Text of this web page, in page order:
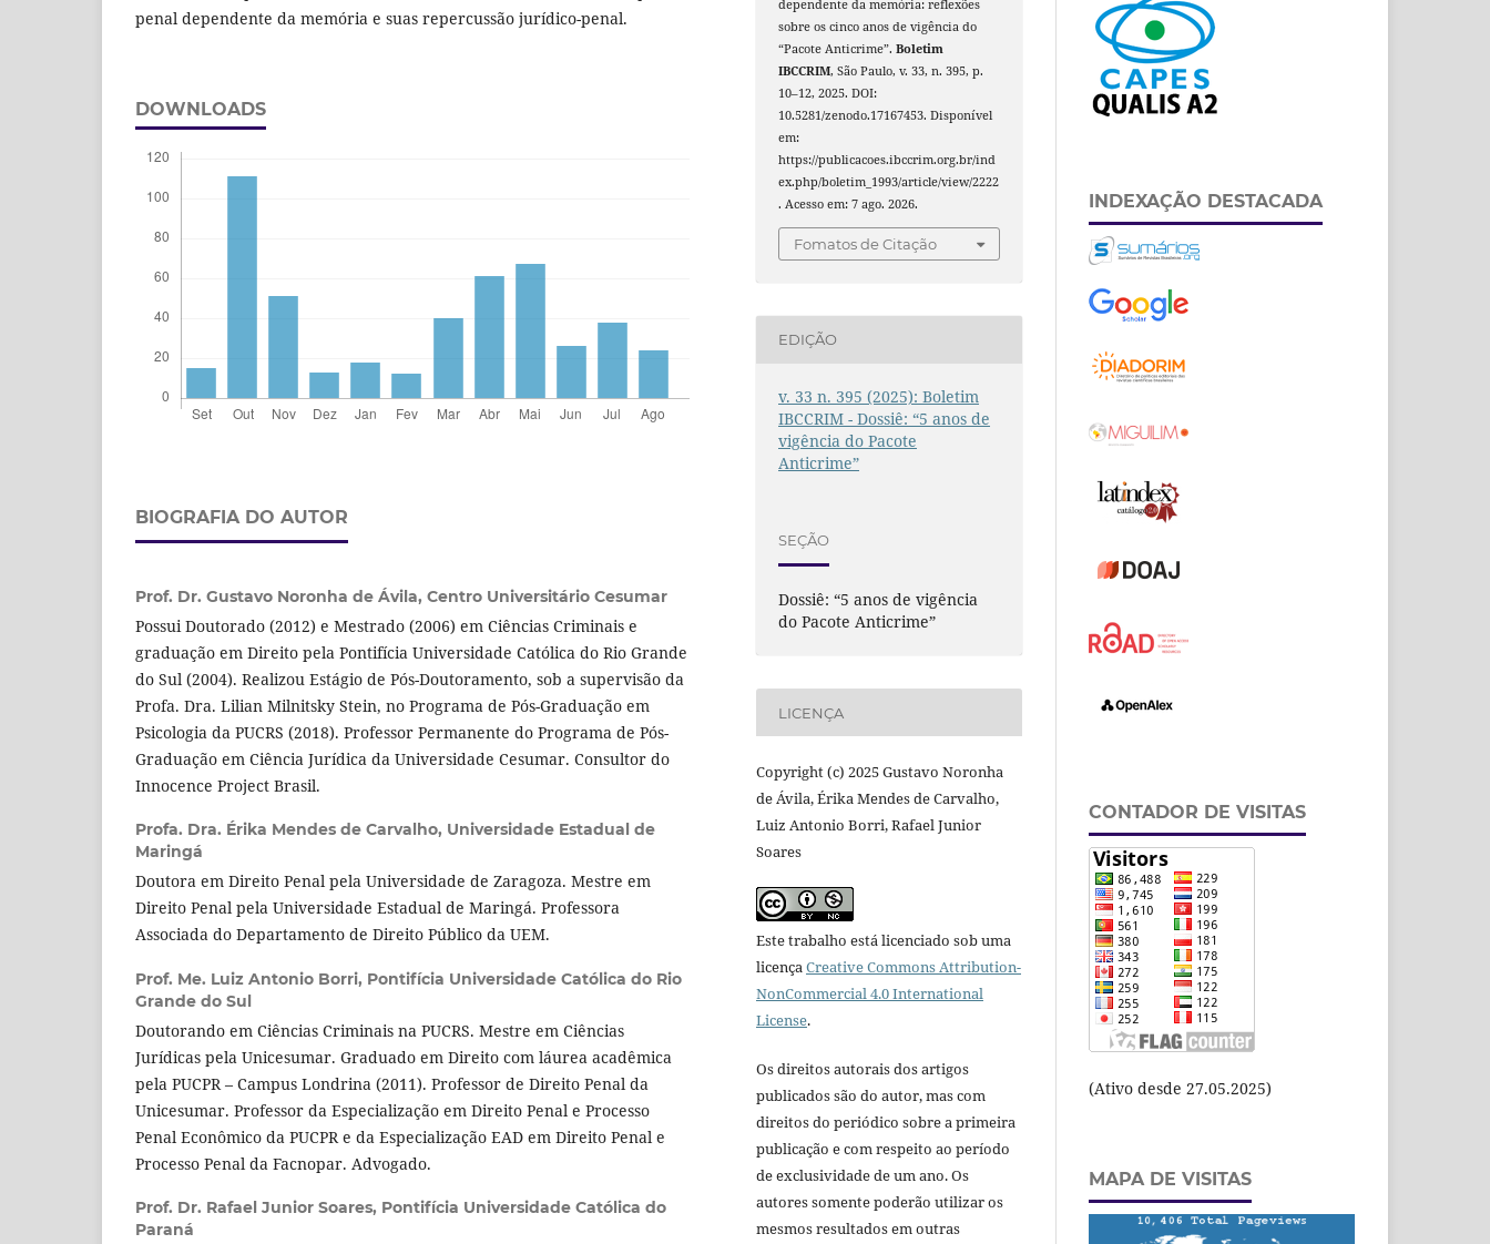
penal dependente da memória e suas repercussão jurídico-penal.
DOWNLOADS
BIOGRAFIA DO AUTOR
Prof. Dr. Gustavo Noronha de Ávila, Centro Universitário Cesumar
Possui Doutorado (2012) e Mestrado (2006) em Ciências Criminais e
graduação em Direito pela Pontifícia Universidade Católica do Rio Grande
do Sul (2004). Realizou Estágio de Pós-Doutoramento, sob a supervisão da
Profa. Dra. Lilian Milnitsky Stein, no Programa de Pós-Graduação em
Psicologia da PUCRS (2018). Professor Permanente do Programa de Pós-
Graduação em Ciência Jurídica da Universidade Cesumar. Consultor do
Innocence Project Brasil.
Profa. Dra. Érika Mendes de Carvalho, Universidade Estadual de
Maringá
Doutora em Direito Penal pela Universidade de Zaragoza. Mestre em
Direito Penal pela Universidade Estadual de Maringá. Professora
Associada do Departamento de Direito Público da UEM.
Prof. Me. Luiz Antonio Borri, Pontifícia Universidade Católica do Rio
Grande do Sul
Doutorando em Ciências Criminais na PUCRS. Mestre em Ciências
Jurídicas pela Unicesumar. Graduado em Direito com láurea acadêmica
pela PUCPR – Campus Londrina (2011). Professor de Direito Penal da
Unicesumar. Professor da Especialização em Direito Penal e Processo
Penal Econômico da PUCPR e da Especialização EAD em Direito Penal e
Processo Penal da Facnopar. Advogado.
Prof. Dr. Rafael Junior Soares, Pontifícia Universidade Católica do
Paraná
dependente da memória: reflexões
sobre os cinco anos de vigência do
“Pacote Anticrime”.Boletim
IBCCRIM, São Paulo, v. 33, n. 395, p.
10–12, 2025. DOI:
10.5281/zenodo.17167453. Disponível
em:
https://publicacoes.ibccrim.org.br/ind
ex.php/boletim_1993/article/view/2222
. Acesso em: 7 ago. 2026.
Fomatos de Citação
EDIÇÃO
v. 33 n. 395 (2025): Boletim
IBCCRIM - Dossiê: “5 anos de
vigência do Pacote
Anticrime”
SEÇÃO
Dossiê: “5 anos de vigência
do Pacote Anticrime”
LICENÇA
Copyright (c) 2025 Gustavo Noronha
de Ávila, Érika Mendes de Carvalho,
Luiz Antonio Borri, Rafael Junior
Soares
Este trabalho está licenciado sob uma
licençaCreative Commons Attribution-
NonCommercial 4.0 International
License.
Os direitos autorais dos artigos
publicados são do autor, mas com
direitos do periódico sobre a primeira
publicação e com respeito ao período
de exclusividade de um ano. Os
autores somente poderão utilizar os
mesmos resultados em outras
INDEXAÇÃO DESTACADA
CONTADOR DE VISITAS
(Ativo desde 27.05.2025)
MAPA DE VISITAS